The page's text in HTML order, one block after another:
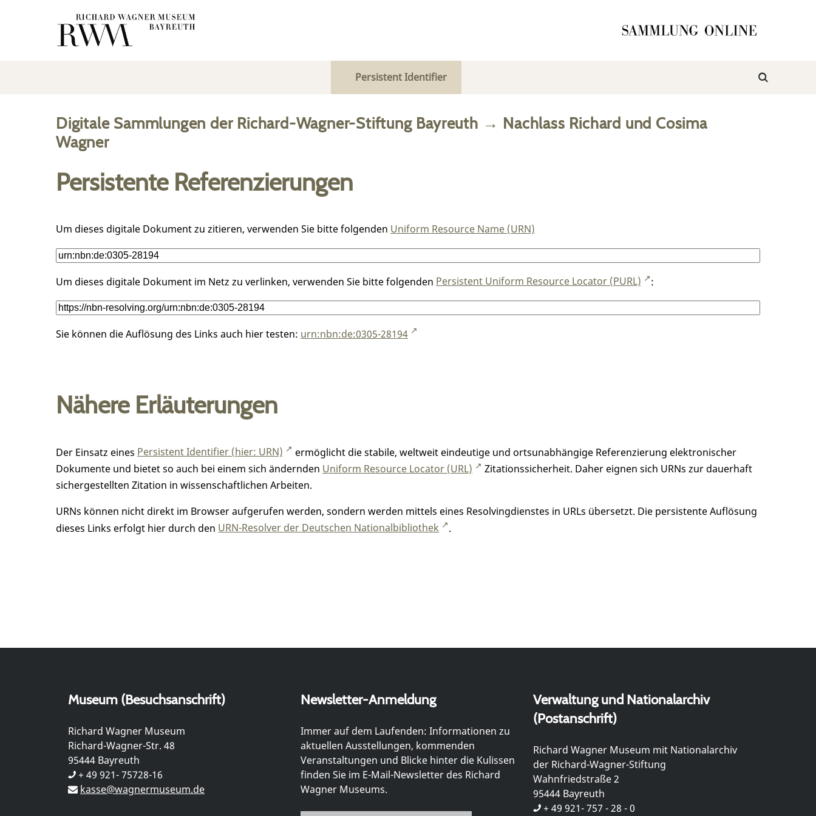
Persistent Identifier
Digitale Sammlungen der Richard-Wagner-Stiftung Bayreuth → Nachlass Richard und Cosima
Wagner
Persistente Referenzierungen
Um dieses digitale Dokument zu zitieren, verwenden Sie bitte folgenden Uniform Resource Name (URN)
Um dieses digitale Dokument im Netz zu verlinken, verwenden Sie bitte folgenden Persistent Uniform Resource Locator (PURL) :
Sie können die Auflösung des Links auch hier testen: urn:nbn:de:0305-28194
Nähere Erläuterungen
Der Einsatz eines Persistent Identifier (hier: URN)
ermöglicht die stabile, weltweit eindeutige und ortsunabhängige Referenzierung elektronischer
Dokumente und bietet so auch bei einem sich ändernden Uniform Resource Locator (URL)
Zitationssicherheit. Daher eignen sich URNs zur dauerhaft
sichergestellten Zitation in wissenschaftlichen Arbeiten.
URNs können nicht direkt im Browser aufgerufen werden, sondern werden mittels eines Resolvingdienstes in URLs übersetzt. Die persistente Auflösung
dieses Links erfolgt hier durch den URN-Resolver der Deutschen Nationalbibliothek .
Museum (Besuchsanschrift)
Richard Wagner Museum
Richard-Wagner-Str. 48
95444 Bayreuth
+ 49 921- 75728-16
kasse@wagnermuseum.de
Newsletter-Anmeldung
Immer auf dem Laufenden: Informationen zu
aktuellen Ausstellungen, kommenden
Veranstaltungen und Blicke hinter die Kulissen
finden Sie im E-Mail-Newsletter des Richard
Wagner Museums.
Verwaltung und Nationalarchiv
(Postanschrift)
Richard Wagner Museum mit Nationalarchiv
der Richard-Wagner-Stiftung
Wahnfriedstraße 2
95444 Bayreuth
+ 49 921- 757 - 28 - 0